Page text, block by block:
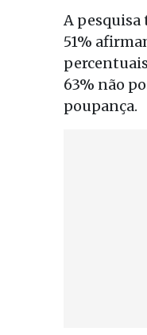
A
51%
63% não
poupança.